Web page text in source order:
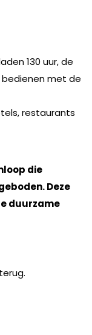
130 uur, de
bedienen met de
restaurants
die
Deze
duurzame